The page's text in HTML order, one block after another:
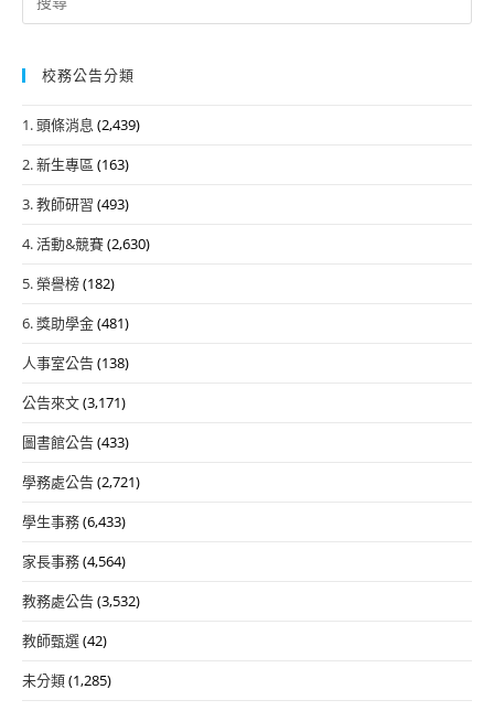
for:
校務公告分類
1. 頭條消息 (2,439)
2. 新生專區 (163)
3. 教師研習 (493)
4. 活動&競賽(2,630)
5. 榮譽榜(182)
6. 獎助學金(481)
人事室公告(138)
公告來文(3,171)
圖書館公告(433)
學務處公告(2,721)
學生事務(6,433)
家長事務(4,564)
教務處公告(3,532)
教師甄選(42)
未分類(1,285)